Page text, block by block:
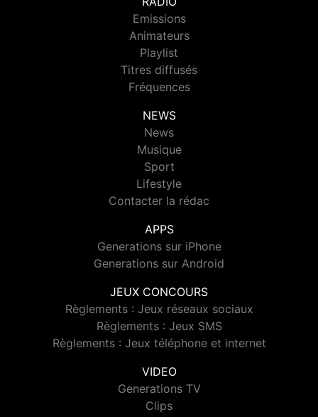
Emissions
Animateurs
Playlist
Titres diffusés
Fréquences
NEWS
News
Musique
Sport
Lifestyle
Contacter la rédac
APPS
Generations sur iPhone
Generations sur Android
JEUX CONCOURS
Règlements : Jeux réseaux sociaux
Règlements : Jeux SMS
Règlements : Jeux téléphone et internet
VIDEO
Generations TV
Clips